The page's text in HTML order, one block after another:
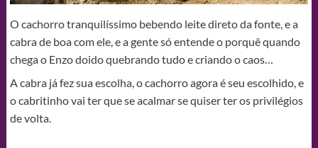
O cachorro tranquilíssimo bebendo leite direto da fonte, e a
cabra de boa com ele, e a gente só entende o porquê quando
chega o Enzo doido quebrando tudo e criando o caos…
A cabra já fez sua escolha, o cachorro agora é seu escolhido, e
o cabritinho vai ter que se acalmar se quiser ter os privilégios
de volta.